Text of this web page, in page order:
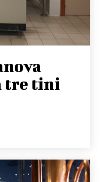
tre tini